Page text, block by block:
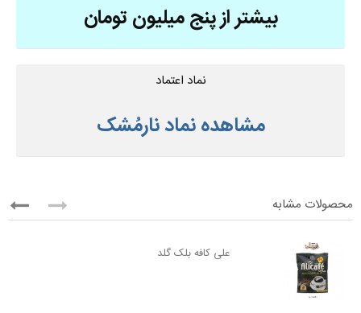
بیشتر از پنج میلیون تومان
نماد اعتماد
مشاهده نماد نارمُشک
محصولات مشابه
علی کافه بلک گلد